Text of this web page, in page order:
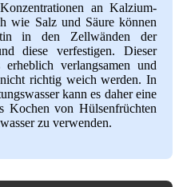
an Kalzium-
wie Salz und Säure können
in den Zellwänden der
diese verfestigen. Dieser
verlangsamen und
richtig weich werden. In
kann es daher eine
Kochen von Hülsenfrüchten
zu verwenden.